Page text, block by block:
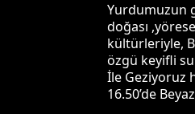
Yurdumuzun
doğası
kültürleriyle,
özgü keyifli
İle Geziyoruz
16.50’de